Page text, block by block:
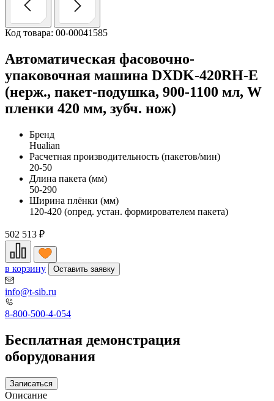
Код товара: 00-00041585
Автоматическая фасовочно-
упаковочная машина DXDK-420RH-E
(нерж., пакет-подушка, 900-1100 мл, W
пленки 420 мм, зубч. нож)
Бренд
Hualian
Расчетная производительность (пакетов/мин)
20-50
Длина пакета (мм)
50-290
Ширина плёнки (мм)
120-420 (опред. устан. формирователем пакета)
502 513 ₽
в корзину Оставить заявку
info@t-sib.ru
8-800-500-4-054
Бесплатная демонстрация
оборудования
Записаться
Описание